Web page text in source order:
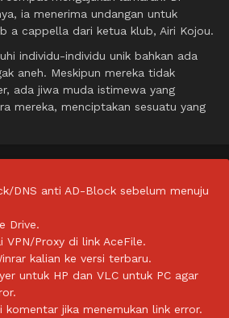
ia menerima undangan untuk
a cappella dari ketua klub, Airi Kojou.
individu-individu unik bahkan ada
aneh. Meskipun mereka tidak
ada jiwa muda istimewa yang
mereka, menciptakan sesuatu yang
DNS anti AD-Block sebelum menuju
Drive.
VPN/Proxy di link AceFile.
kalian ke versi terbaru.
untuk HP dan VLC untuk PC agar
komentar jika menemukan link error.